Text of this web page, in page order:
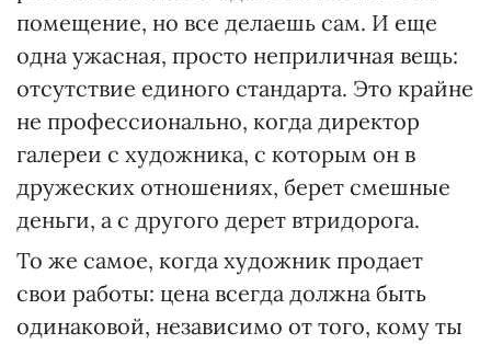
помещение, но все делаешь сам. И еще
одна ужасная, просто неприличная вещь:
отсутствие единого стандарта. Это крайне
не профессионально, когда директор
галереи с художника, с которым он в
дружеских отношениях, берет смешные
деньги, а с другого дерет втридорога.
То же самое, когда художник продает
свои работы: цена всегда должна быть
одинаковой, независимо от того, кому ты